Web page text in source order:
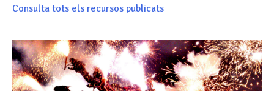
Consulta tots els recursos publicats